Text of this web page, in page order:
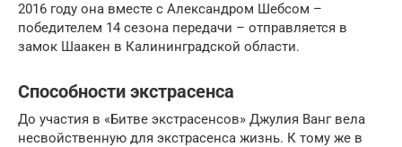
2016 году она вместе с Александром Шебсом –
победителем 14 сезона передачи – отправляется в
замок Шаакен в Калининградской области.
Способности экстрасенса
До участия в «Битве экстрасенсов» Джулия Ванг вела
несвойственную для экстрасенса жизнь. К тому же в